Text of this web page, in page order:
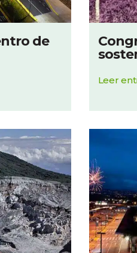
de
Leer